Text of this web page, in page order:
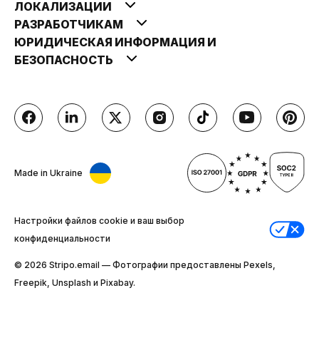
ЛОКАЛИЗАЦИИ
РАЗРАБОТЧИКАМ
ЮРИДИЧЕСКАЯ ИНФОРМАЦИЯ И
БЕЗОПАСНОСТЬ
Made in Ukraine
Настройки файлов cookie и ваш выбор
конфиденциальности
© 2026 Stripо.email — Фотографии предоставлены Pexels,
Freepik, Unsplash и Pixabay.